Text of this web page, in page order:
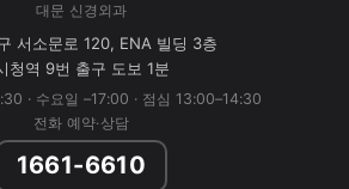
대문 신경외과
서소문로 120, ENA 빌딩 3층
청역 9번 출구 도보 1분
· 수요일 –17:00 · 점심 13:00–14:30
전화 예약·상담
1661-6610